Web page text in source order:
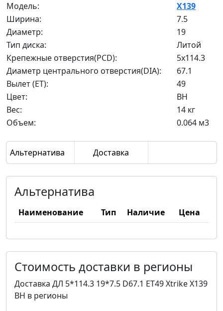
Модель:
X139
Ширина:
7.5
Диаметр:
19
Тип диска:
Литой
Крепежные отверстия(PCD):
5x114.3
Диаметр центрального отверстия(DIA):
67.1
Вылет (ET):
49
Цвет:
BH
Вес:
14 кг
Объем:
0.064 м3
Альтернатива Доставка
Альтернатива
Наименование Тип Наличие Цена
Стоимость доставки в регионы
Доставка ДЛ 5*114.3 19*7.5 D67.1 ET49 Xtrike X139
BH в регионы